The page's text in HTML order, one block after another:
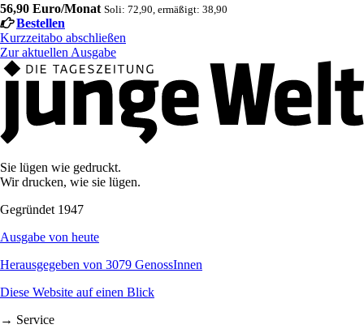
56,90 Euro/Monat Soli: 72,90, ermäßigt: 38,90
Bestellen
Kurzzeitabo abschließen
Zur aktuellen Ausgabe
Sie lügen wie gedruckt.
Wir drucken, wie sie lügen.
Gegründet 1947
Ausgabe von heute
Herausgegeben von 3079 GenossInnen
Diese Website auf einen Blick
→ Service